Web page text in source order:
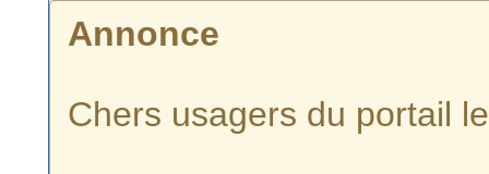
Annonce
Chers usagers du portail